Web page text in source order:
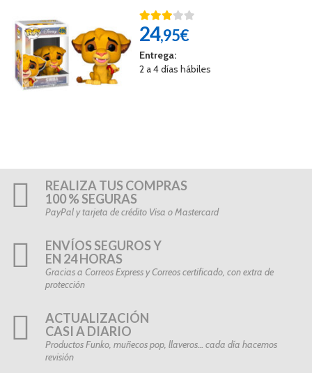
24,95€
Entrega:
2 a 4 días hábiles
REALIZA TUS COMPRAS
100 % SEGURAS
PayPal y tarjeta de crédito Visa o Mastercard
ENVÍOS SEGUROS Y
EN 24 HORAS
Gracias a Correos Express y Correos certificado, con extra de
protección
ACTUALIZACIÓN
CASI A DIARIO
Productos Funko, muñecos pop, llaveros… cada día hacemos
revisión